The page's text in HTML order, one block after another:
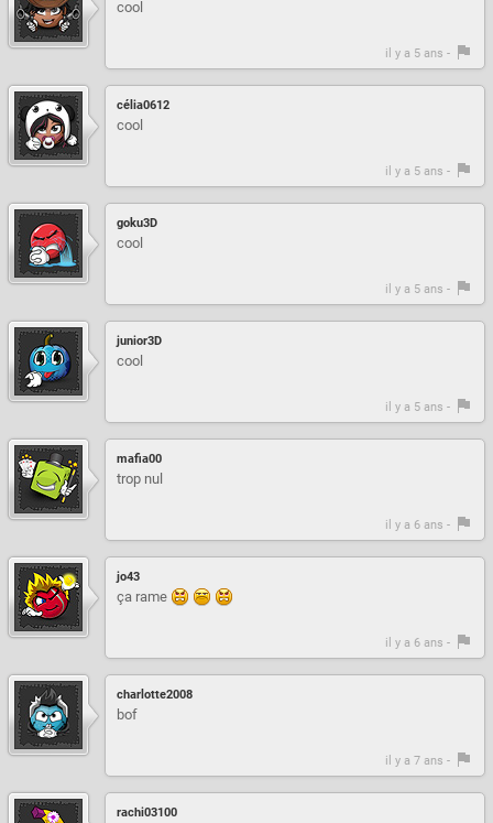
cool
il y a 5 ans -
célia0612
cool
il y a 5 ans -
goku3D
cool
il y a 5 ans -
junior3D
cool
il y a 5 ans -
mafia00
trop nul
il y a 6 ans -
jo43
ça rame
il y a 6 ans -
charlotte2008
bof
il y a 7 ans -
rachi03100